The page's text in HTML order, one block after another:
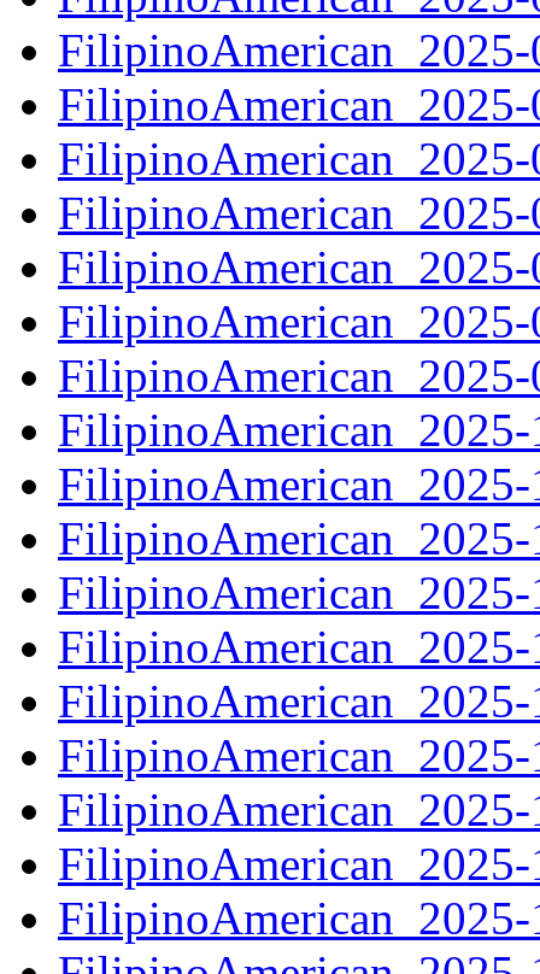
FilipinoAmerican_2025-
FilipinoAmerican_2025-
FilipinoAmerican_2025-
FilipinoAmerican_2025-
FilipinoAmerican_2025-